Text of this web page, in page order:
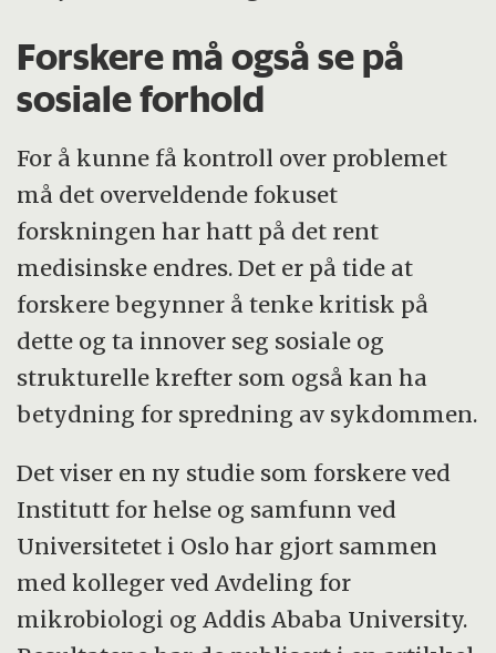
Forskere må også se på
sosiale forhold
For å kunne få kontroll over problemet
må det overveldende fokuset
forskningen har hatt på det rent
medisinske endres. Det er på tide at
forskere begynner å tenke kritisk på
dette og ta innover seg sosiale og
strukturelle krefter som også kan ha
betydning for spredning av sykdommen.
Det viser en ny studie som forskere ved
Institutt for helse og samfunn ved
Universitetet i Oslo har gjort sammen
med kolleger ved Avdeling for
mikrobiologi og Addis Ababa University.